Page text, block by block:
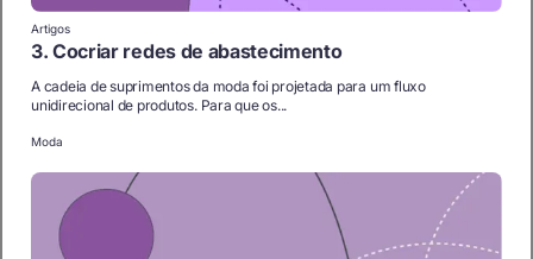
Artigos
3. Cocriar redes de abastecimento
A cadeia de suprimentos da moda foi projetada para um fluxo
unidirecional de produtos. Para que os...
Moda